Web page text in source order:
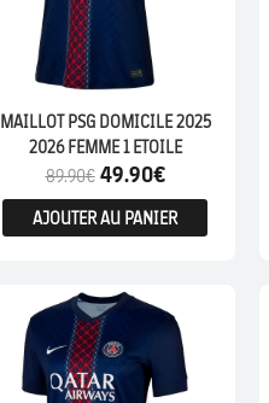
MAILLOT PSG DOMICILE 2025
2026 FEMME 1 ETOILE
89.90€ 49.90€
AJOUTER AU PANIER